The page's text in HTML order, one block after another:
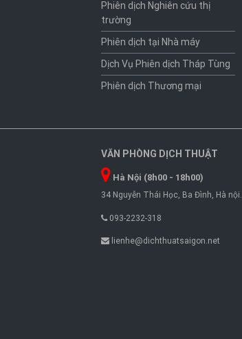
Phiên dịch Nghiên cứu thị
trường
Phiên dịch tại Nhà máy
Dịch Vụ Phiên dịch Tháp Tùng
Phiên dịch Thương mại
VĂN PHÒNG DỊCH THUẬT
Hà Nội (8h00 - 18h00)
34 Nguyễn Thái Học, Ba Đình, Hà nội.
093-2232-318
lienhe@dichthuatsaigon.net